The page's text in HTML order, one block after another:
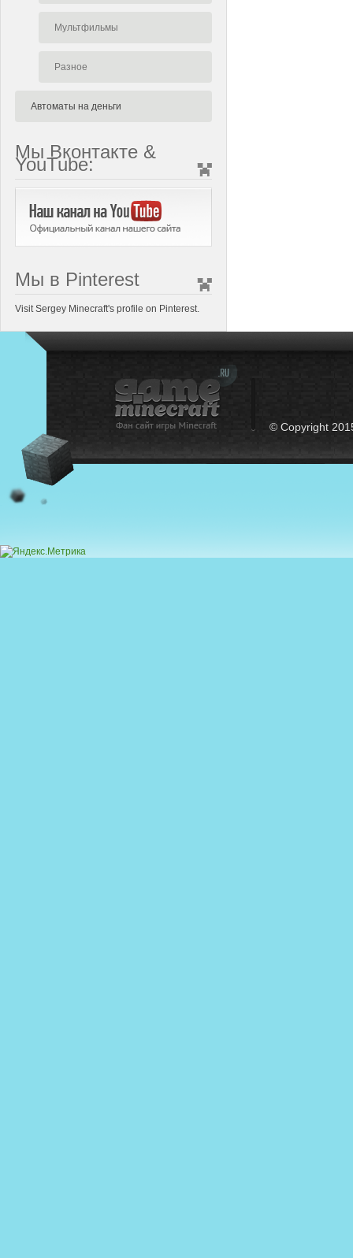
Мультфильмы
Разное
Автоматы на деньги
Мы Вконтакте &
YouTube:
Мы в Pinterest
Visit Sergey Minecraft's profile on Pinterest.
© Copyright